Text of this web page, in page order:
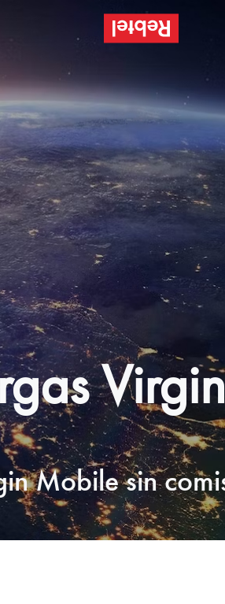
Mobile sin